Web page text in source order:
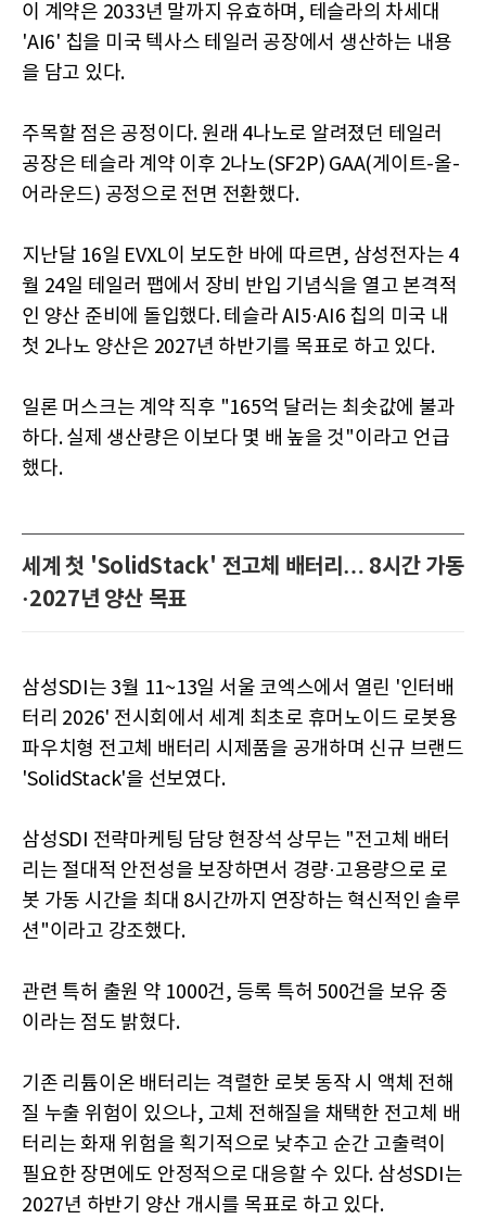
이 계약은 2033년 말까지 유효하며, 테슬라의 차세대
'AI6' 칩을 미국 텍사스 테일러 공장에서 생산하는 내용
을 담고 있다.
주목할 점은 공정이다. 원래 4나노로 알려졌던 테일러
공장은 테슬라 계약 이후 2나노(SF2P) GAA(게이트-올-
어라운드) 공정으로 전면 전환했다.
지난달 16일 EVXL이 보도한 바에 따르면, 삼성전자는 4
월 24일 테일러 팹에서 장비 반입 기념식을 열고 본격적
인 양산 준비에 돌입했다. 테슬라 AI5·AI6 칩의 미국 내
첫 2나노 양산은 2027년 하반기를 목표로 하고 있다.
일론 머스크는 계약 직후 "165억 달러는 최솟값에 불과
하다. 실제 생산량은 이보다 몇 배 높을 것"이라고 언급
했다.
세계 첫 'SolidStack' 전고체 배터리… 8시간 가동
·2027년 양산 목표
삼성SDI는 3월 11~13일 서울 코엑스에서 열린 '인터배
터리 2026' 전시회에서 세계 최초로 휴머노이드 로봇용
파우치형 전고체 배터리 시제품을 공개하며 신규 브랜드
'SolidStack'을 선보였다.
삼성SDI 전략마케팅 담당 현장석 상무는 "전고체 배터
리는 절대적 안전성을 보장하면서 경량·고용량으로 로
봇 가동 시간을 최대 8시간까지 연장하는 혁신적인 솔루
션"이라고 강조했다.
관련 특허 출원 약 1000건, 등록 특허 500건을 보유 중
이라는 점도 밝혔다.
기존 리튬이온 배터리는 격렬한 로봇 동작 시 액체 전해
질 누출 위험이 있으나, 고체 전해질을 채택한 전고체 배
터리는 화재 위험을 획기적으로 낮추고 순간 고출력이
필요한 장면에도 안정적으로 대응할 수 있다. 삼성SDI는
2027년 하반기 양산 개시를 목표로 하고 있다.